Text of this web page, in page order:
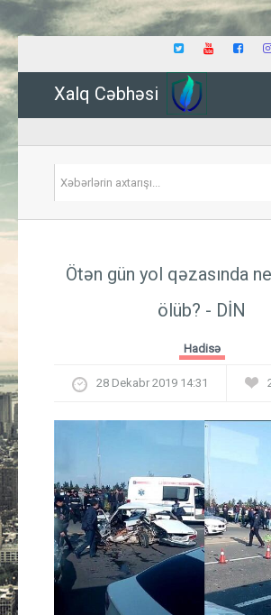
Xalq Cəbhəsi
Layihə
Ötən gün yol qəzasında
ölüb? - DİN
Hadisə
28 Dekabr 2019 14:31